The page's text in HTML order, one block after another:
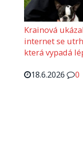
Krainová
internet se
která vypadá
18.6.2026
0